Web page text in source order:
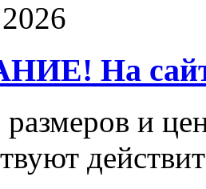
На сайте
и